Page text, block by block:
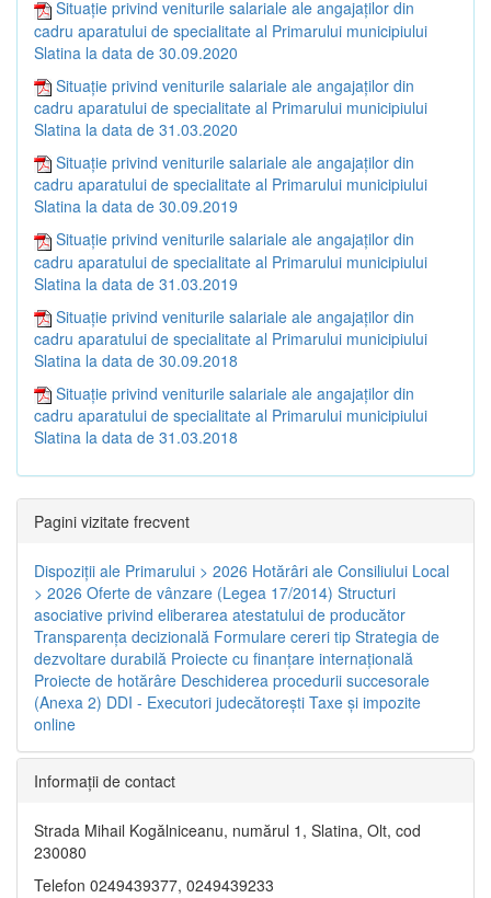
Situație privind veniturile salariale ale angajaților din
cadru aparatului de specialitate al Primarului municipiului
Slatina la data de 30.09.2020
Situație privind veniturile salariale ale angajaților din
cadru aparatului de specialitate al Primarului municipiului
Slatina la data de 31.03.2020
Situație privind veniturile salariale ale angajaților din
cadru aparatului de specialitate al Primarului municipiului
Slatina la data de 30.09.2019
Situație privind veniturile salariale ale angajaților din
cadru aparatului de specialitate al Primarului municipiului
Slatina la data de 31.03.2019
Situație privind veniturile salariale ale angajaților din
cadru aparatului de specialitate al Primarului municipiului
Slatina la data de 30.09.2018
Situație privind veniturile salariale ale angajaților din
cadru aparatului de specialitate al Primarului municipiului
Slatina la data de 31.03.2018
Pagini vizitate frecvent
Dispoziţii ale Primarului > 2026 Hotărâri ale Consiliului Local
> 2026 Oferte de vânzare (Legea 17/2014) Structuri
asociative privind eliberarea atestatului de producător
Transparenţa decizională Formulare cereri tip Strategia de
dezvoltare durabilă Proiecte cu finanţare internaţională
Proiecte de hotărâre Deschiderea procedurii succesorale
(Anexa 2) DDI - Executori judecătorești Taxe şi impozite
online
Informaţii de contact
Strada Mihail Kogălniceanu, numărul 1, Slatina, Olt, cod
230080
Telefon 0249439377, 0249439233